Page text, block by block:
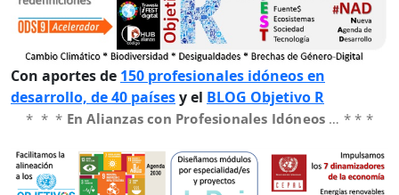
Con aportes de 150 profesionales idóneos en
desarrollo, de 40 paísesy el BLOG Objetivo R
* * * En Alianzas con Profesionales Idóneos … * * *